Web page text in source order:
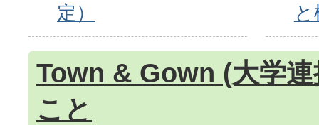
定）
Town & Gown (大学
こと